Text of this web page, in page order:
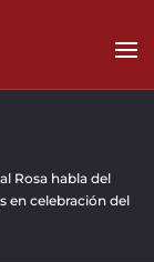
Rosa habla del
en celebración del